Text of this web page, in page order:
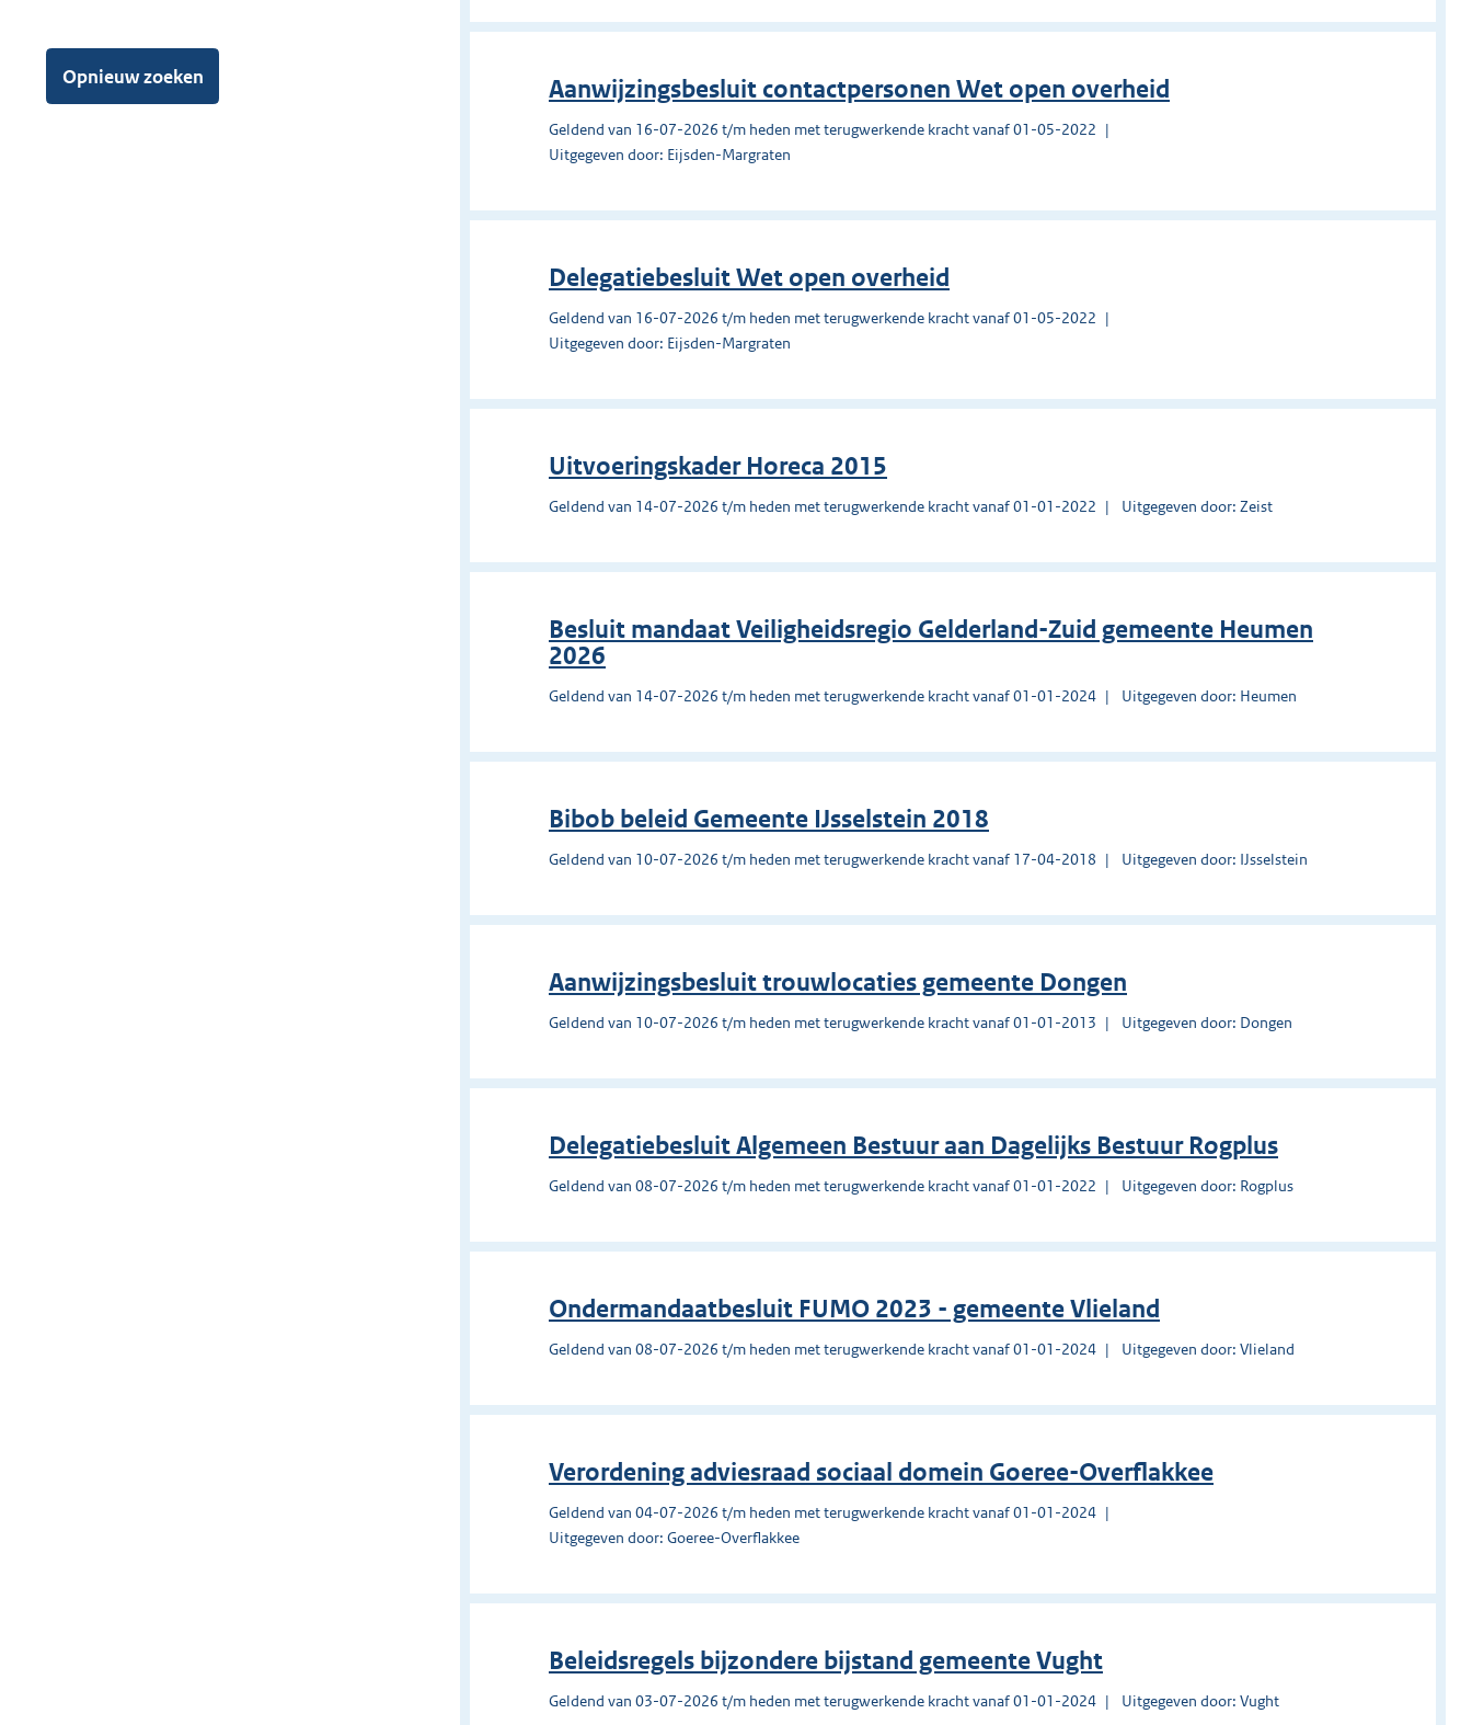
Opnieuw zoeken Aanwijzingsbesluit contactpersonen Wet open overheid
Geldend van 16-07-2026 t/m heden met terugwerkende kracht vanaf 01-05-2022
Uitgegeven door: Eijsden-Margraten
Delegatiebesluit Wet open overheid
Geldend van 16-07-2026 t/m heden met terugwerkende kracht vanaf 01-05-2022
Uitgegeven door: Eijsden-Margraten
Uitvoeringskader Horeca 2015
Geldend van 14-07-2026 t/m heden met terugwerkende kracht vanaf 01-01-2022 Uitgegeven door: Zeist
Besluit mandaat Veiligheidsregio Gelderland-Zuid gemeente Heumen
2026
Geldend van 14-07-2026 t/m heden met terugwerkende kracht vanaf 01-01-2024 Uitgegeven door: Heumen
Bibob beleid Gemeente IJsselstein 2018
Geldend van 10-07-2026 t/m heden met terugwerkende kracht vanaf 17-04-2018 Uitgegeven door: IJsselstein
Aanwijzingsbesluit trouwlocaties gemeente Dongen
Geldend van 10-07-2026 t/m heden met terugwerkende kracht vanaf 01-01-2013 Uitgegeven door: Dongen
Delegatiebesluit Algemeen Bestuur aan Dagelijks Bestuur Rogplus
Geldend van 08-07-2026 t/m heden met terugwerkende kracht vanaf 01-01-2022 Uitgegeven door: Rogplus
Ondermandaatbesluit FUMO 2023 - gemeente Vlieland
Geldend van 08-07-2026 t/m heden met terugwerkende kracht vanaf 01-01-2024 Uitgegeven door: Vlieland
Verordening adviesraad sociaal domein Goeree-Overflakkee
Geldend van 04-07-2026 t/m heden met terugwerkende kracht vanaf 01-01-2024
Uitgegeven door: Goeree-Overflakkee
Beleidsregels bijzondere bijstand gemeente Vught
Geldend van 03-07-2026 t/m heden met terugwerkende kracht vanaf 01-01-2024 Uitgegeven door: Vught